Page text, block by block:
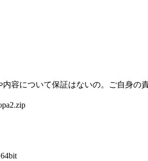
容について保証はないの。ご自身の